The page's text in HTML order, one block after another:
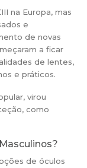
na Europa, mas
e
de novas
a ficar
de lentes,
e práticos.
virou
como
de óculos